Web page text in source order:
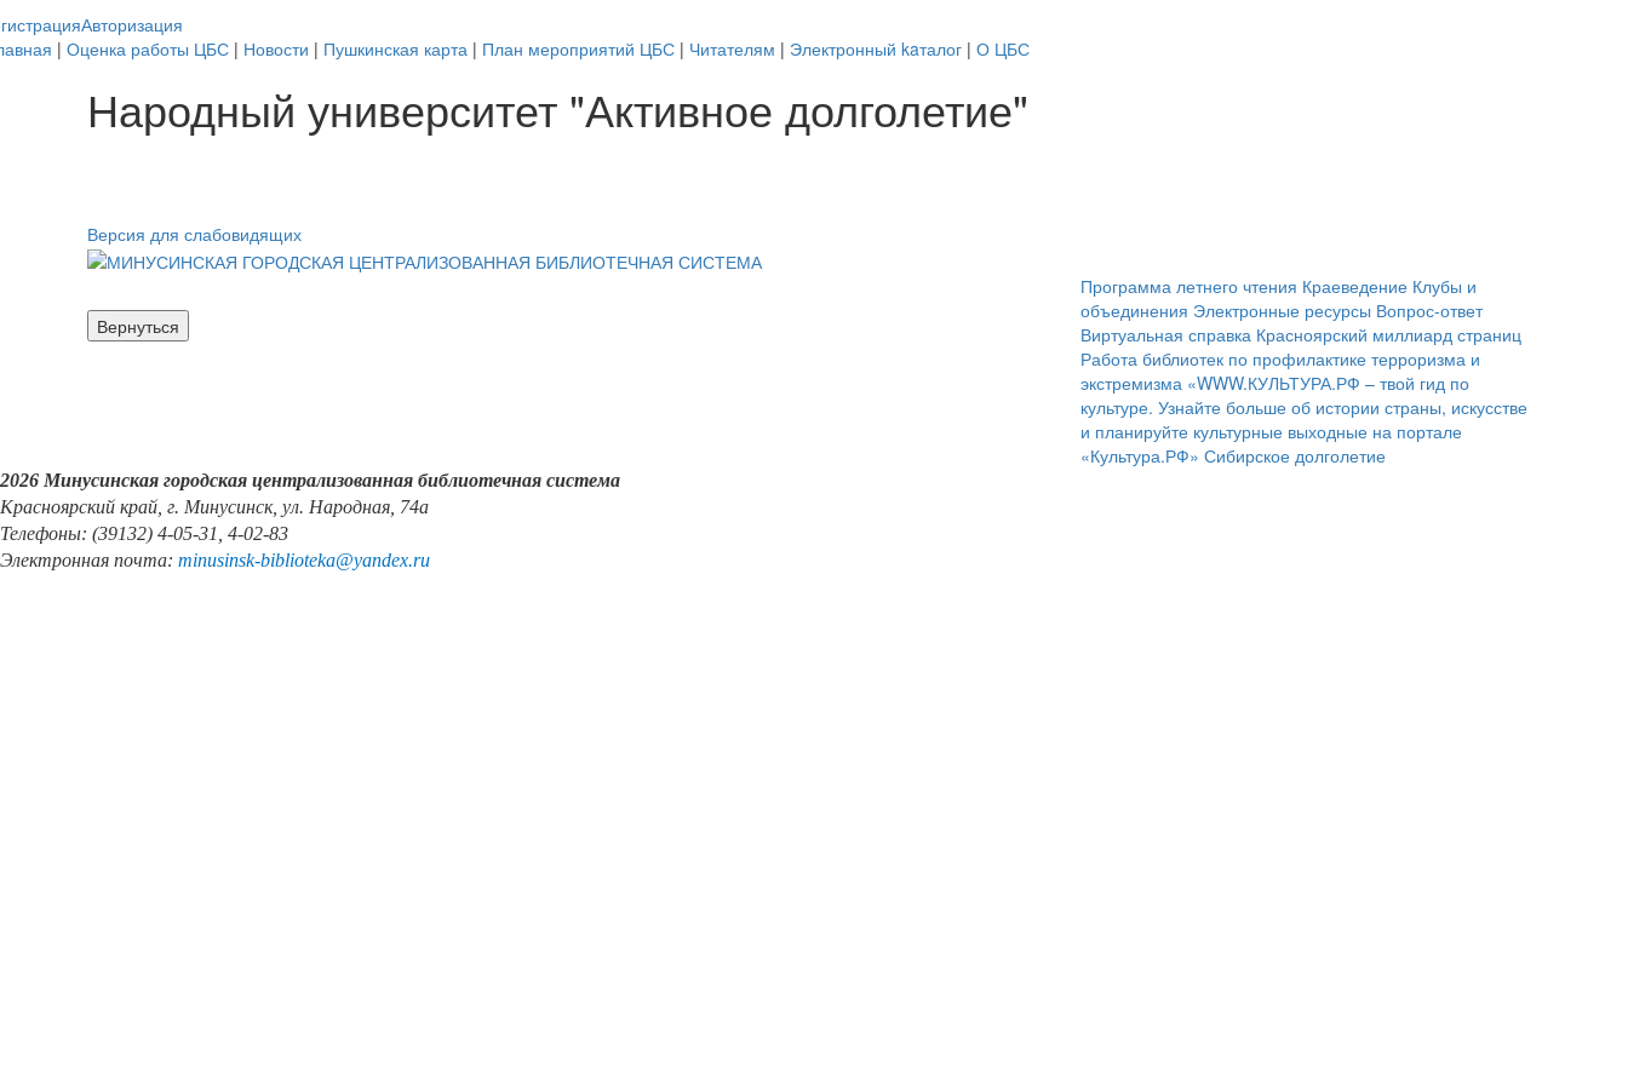
Авторизация
| Оценка работы ЦБС | Новости | Пушкинская карта | План мероприятий ЦБС | Читателям | Электронный kaталог | О ЦБС
Народный университет "Активное долголетие"
Версия для слабовидящих
Программа летнего чтения Краеведение Клубы и
объединения Электронные ресурсы Вопрос-ответ
Виртуальная справка Красноярский миллиард страниц
Работа библиотек по профилактике терроризма и
экстремизма «WWW.КУЛЬТУРА.РФ – твой гид по
культуре. Узнайте больше об истории страны, искусстве
и планируйте культурные выходные на портале
«Культура.РФ» Сибирское долголетие
2026 Минусинская городская централизованная библиотечная система
Красноярский край, г. Минусинск, ул. Народная, 74а
Телефоны: (39132) 4-05-31, 4-02-83
Электронная почта: minusinsk-biblioteka@yandex.ru